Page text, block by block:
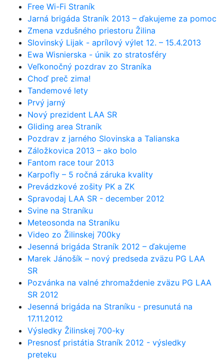
Free Wi-Fi Straník
Jarná brigáda Straník 2013 – ďakujeme za pomoc
Zmena vzdušného priestoru Žilina
Slovinský Lijak - aprílový výlet 12. – 15.4.2013
Ewa Wisnierska - únik zo stratosféry
Veľkonočný pozdrav zo Straníka
Choď preč zima!
Tandemové lety
Prvý jarný
Nový prezident LAA SR
Gliding area Straník
Pozdrav z jarného Slovinska a Talianska
Záložkovica 2013 – ako bolo
Fantom race tour 2013
Karpofly – 5 ročná záruka kvality
Prevádzkové zošity PK a ZK
Spravodaj LAA SR - december 2012
Svine na Straníku
Meteosonda na Straníku
Video zo Žilinskej 700ky
Jesenná brigáda Straník 2012 – ďakujeme
Marek Jánošík – nový predseda zväzu PG LAA
SR
Pozvánka na valné zhromaždenie zväzu PG LAA
SR 2012
Jesenná brigáda na Straníku - presunutá na
17.11.2012
Výsledky Žilinskej 700-ky
Presnosť pristátia Straník 2012 - výsledky
preteku